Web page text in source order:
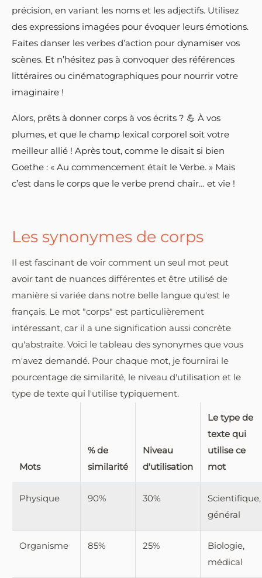
précision, en variant les noms et les adjectifs. Utilisez
des expressions imagées pour évoquer leurs émotions.
Faites danser les verbes d’action pour dynamiser vos
scènes. Et n’hésitez pas à convoquer des références
littéraires ou cinématographiques pour nourrir votre
imaginaire !
Alors, prêts à donner corps à vos écrits ? 💪 À vos
plumes, et que le champ lexical corporel soit votre
meilleur allié ! Après tout, comme le disait si bien
Goethe : « Au commencement était le Verbe. » Mais
c’est dans le corps que le verbe prend chair… et vie !
Les synonymes de corps
Il est fascinant de voir comment un seul mot peut
avoir tant de nuances différentes et être utilisé de
manière si variée dans notre belle langue qu'est le
français. Le mot "corps" est particulièrement
intéressant, car il a une signification aussi concrète
qu'abstraite. Voici le tableau des synonymes que vous
m'avez demandé. Pour chaque mot, je fournirai le
pourcentage de similarité, le niveau d'utilisation et le
type de texte qui l'utilise typiquement.
Mots
% de
similarité
Niveau
d'utilisation
Le type de
texte qui
utilise ce
mot
Physique 90% 30%
Scientifique,
général
Organisme 85% 25%
Biologie,
médical